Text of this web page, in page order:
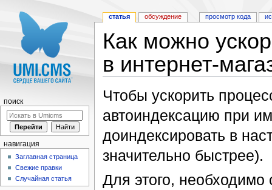
Как можно
в интернет-
Чтобы ускорить
автоиндексацию при
доиндексировать в
значительно быстрее).
Для этого,
статья обсуждение просмотр кода
поиск
навигация
Заглавная страница
Свежие правки
Случайная статья